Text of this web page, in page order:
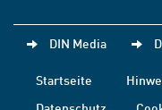
DIN Media
Startseite